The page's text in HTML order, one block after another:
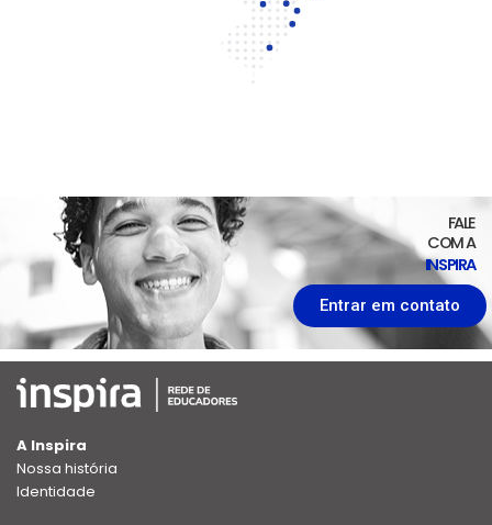
FALE
COM A
INSPIRA
Entrar em contato
A Inspira
Nossa história
Identidade